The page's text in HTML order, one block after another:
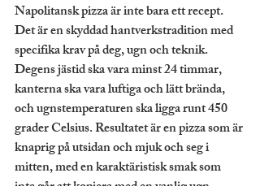
Napolitansk pizza är inte bara ett recept.
Det är en skyddad hantverkstradition med
specifika krav på deg, ugn och teknik.
Degens jästid ska vara minst 24 timmar,
kanterna ska vara luftiga och lätt brända,
och ugnstemperaturen ska ligga runt 450
grader Celsius. Resultatet är en pizza som är
knaprig på utsidan och mjuk och seg i
mitten, med en karaktäristisk smak som